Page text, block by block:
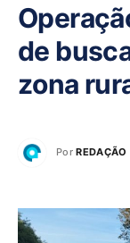
de
zona
Por REDAÇÃO